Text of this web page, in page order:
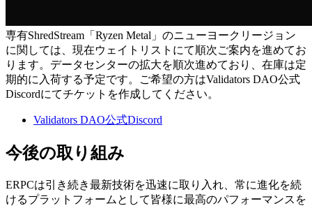
専有ShredStream「Ryzen Metal」のニューヨークリージョン
に関しては、現在ウェイトリストにて順次ご案内を進めてお
ります。データセンターの拡大を順次進めており、在庫は定
期的に入荷する予定です。ご希望の方はValidators DAO公式
Discordにてチケットを作成してください。
Validators DAO公式Discord
今後の取り組み
ERPCは引き続き最新技術を迅速に取り入れ、常に進化を続
けるプラットフォームとして皆様に最高のパフォーマンスを